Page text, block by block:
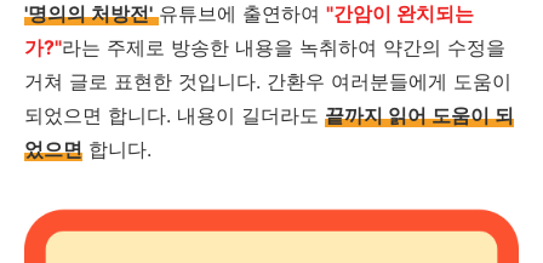
'명의의 처방전' 유튜브에 출연하여 "간암이 완치되는
가?"라는 주제로 방송한 내용을 녹취하여 약간의 수정을
거쳐 글로 표현한 것입니다. 간환우 여러분들에게 도움이
되었으면 합니다. 내용이 길더라도 끝까지 읽어 도움이 되
었으면 합니다.